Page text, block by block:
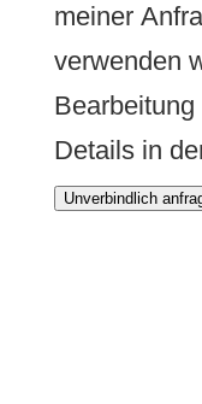
meiner
verwenden
Details in
Unverbindlich